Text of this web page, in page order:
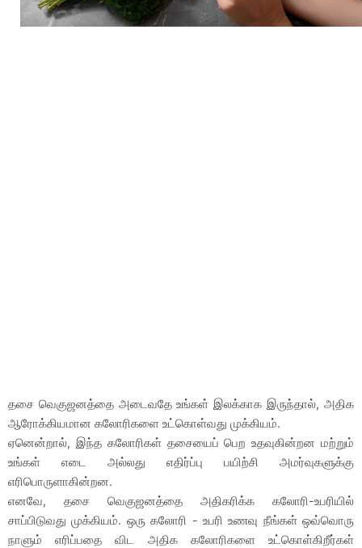
தசை வெகுஜனத்தை அடைவதே உங்கள் இலக்காக இருந்தால், அதிக
ஆரோக்கியமான கலோரிகளை உட்கொள்வது முக்கியம்.
ஏனென்றால், இந்த கலோரிகள் தசையைப் பெற உதவுகின்றன மற்றும்
உங்கள் எடை அல்லது எதிர்ப்பு பயிற்சி அமர்வுகளுக்கு
எரிபொருளாகின்றன.
எனவே, தசை வெகுஜனத்தை அதிகரிக்க கலோரி-உபரியில்
சாப்பிடுவது முக்கியம். ஒரு கலோரி - உபரி உணவு நீங்கள் ஒவ்வொரு
நாளும் எரிப்பதை விட அதிக கலோரிகளை உட்கொள்கிறீர்கள்